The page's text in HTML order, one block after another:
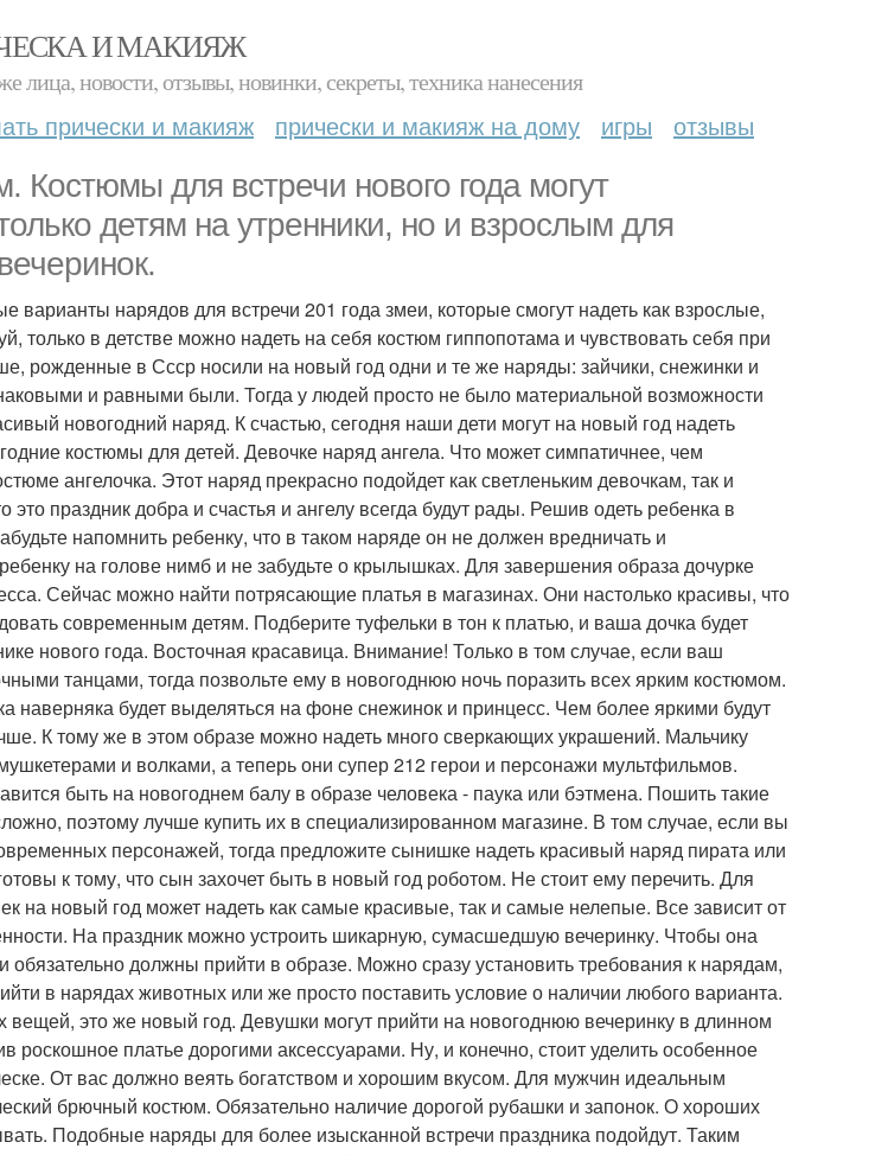
И МАКИЯЖ
лица, новости, отзывы, новинки, секреты, техника нанесения
прически и макияж прически и макияж на дому игры отзывы
Костюмы для встречи нового года могут
детям на утренники, но и взрослым для
нарядов для встречи 201 года змеи, которые смогут надеть как взрослые,
только в детстве можно надеть на себя костюм гиппопотама и чувствовать себя при
рожденные в Ссср носили на новый год одни и те же наряды: зайчики, снежинки и
и равными были. Тогда у людей просто не было материальной возможности
новогодний наряд. К счастью, сегодня наши дети могут на новый год надеть
костюмы для детей. Девочке наряд ангела. Что может симпатичнее, чем
ангелочка. Этот наряд прекрасно подойдет как светленьким девочкам, так и
это праздник добра и счастья и ангелу всегда будут рады. Решив одеть ребенка в
напомнить ребенку, что в таком наряде он не должен вредничать и
на голове нимб и не забудьте о крылышках. Для завершения образа дочурке
Сейчас можно найти потрясающие платья в магазинах. Они настолько красивы, что
современным детям. Подберите туфельки в тон к платью, и ваша дочка будет
нового года. Восточная красавица. Внимание! Только в том случае, если ваш
танцами, тогда позвольте ему в новогоднюю ночь поразить всех ярким костюмом.
наверняка будет выделяться на фоне снежинок и принцесс. Чем более яркими будут
К тому же в этом образе можно надеть много сверкающих украшений. Мальчику
и волками, а теперь они супер 212 герои и персонажи мультфильмов.
быть на новогоднем балу в образе человека - паука или бэтмена. Пошить такие
поэтому лучше купить их в специализированном магазине. В том случае, если вы
персонажей, тогда предложите сынишке надеть красивый наряд пирата или
к тому, что сын захочет быть в новый год роботом. Не стоит ему перечить. Для
на новый год может надеть как самые красивые, так и самые нелепые. Все зависит от
На праздник можно устроить шикарную, сумасшедшую вечеринку. Чтобы она
обязательно должны прийти в образе. Можно сразу установить требования к нарядам,
в нарядах животных или же просто поставить условие о наличии любого варианта.
вещей, это же новый год. Девушки могут прийти на новогоднюю вечеринку в длинном
роскошное платье дорогими аксессуарами. Ну, и конечно, стоит уделить особенное
От вас должно веять богатством и хорошим вкусом. Для мужчин идеальным
брючный костюм. Обязательно наличие дорогой рубашки и запонок. О хороших
Подобные наряды для более изысканной встречи праздника подойдут. Таким